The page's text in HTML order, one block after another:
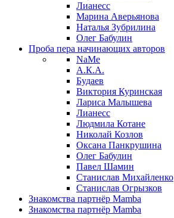
Лианесс
Марина Аверьянова
Наталья Зубрилина
Олег Бабулин
Проба пера начинающих авторов
NaMe
А.К.А.
Будаев
Виктория Куринская
Лариса Малышева
Лианесс
Людмила Котане
Николай Козлов
Оксана Панкрушина
Олег Бабулин
Павел Шамин
Станислав Михайленко
Станислав Огрызков
Знакомства партнёр Mamba
Знакомства партнёр Mamba